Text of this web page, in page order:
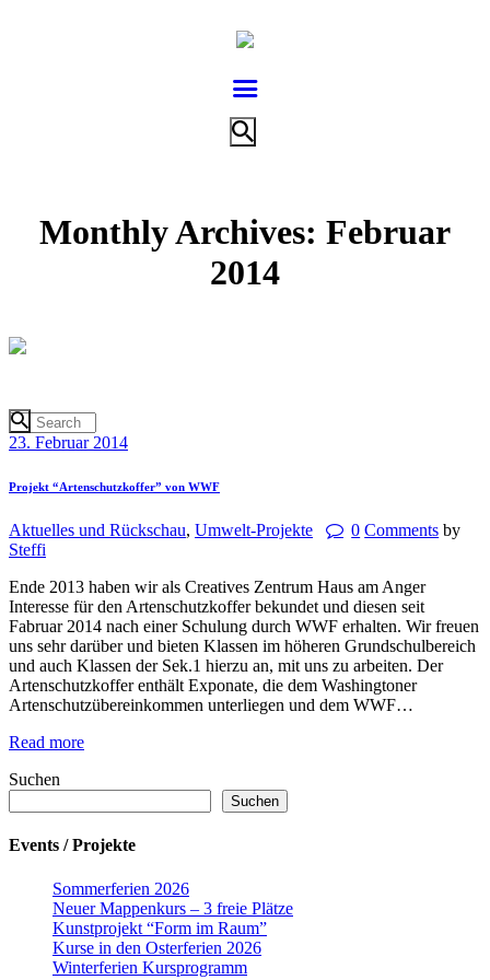
Monthly Archives: Februar
2014
23. Februar 2014
Projekt “Artenschutzkoffer” von WWF
Aktuelles und Rückschau, Umwelt-Projekte 0 Comments by
Steffi
Ende 2013 haben wir als Creatives Zentrum Haus am Anger
Interesse für den Artenschutzkoffer bekundet und diesen seit
Fabruar 2014 nach einer Schulung durch WWF erhalten. Wir freuen
uns sehr darüber und bieten Klassen im höheren Grundschulbereich
und auch Klassen der Sek.1 hierzu an, mit uns zu arbeiten. Der
Artenschutzkoffer enthält Exponate, die dem Washingtoner
Artenschutzübereinkommen unterliegen und dem WWF…
Read more
Suchen
Suchen
Events / Projekte
Sommerferien 2026
Neuer Mappenkurs – 3 freie Plätze
Kunstprojekt “Form im Raum”
Kurse in den Osterferien 2026
Winterferien Kursprogramm